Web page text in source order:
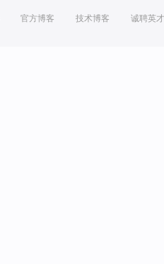
官方博客 技术博客 诚聘英才